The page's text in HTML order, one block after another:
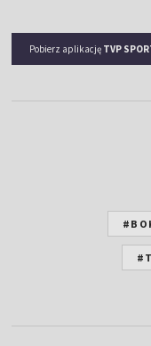
Pobierz aplikację TVP